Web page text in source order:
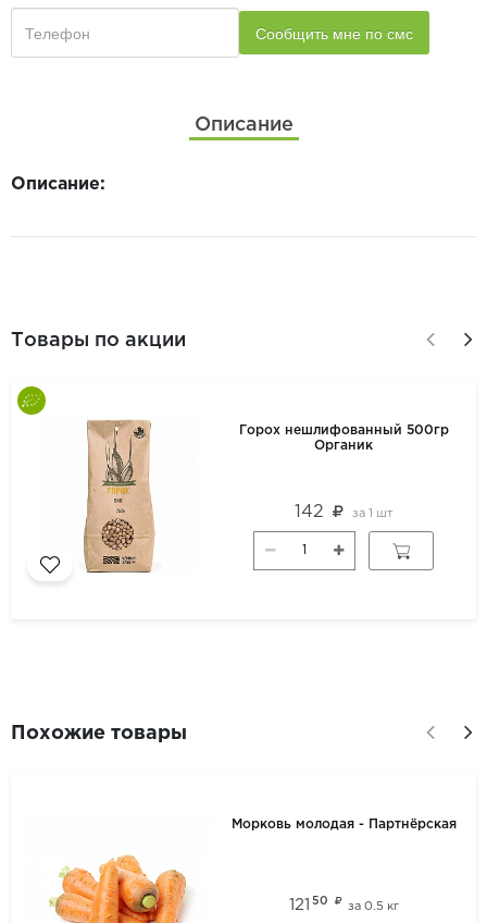
Описание
Описание:
Товары по акции
Горох нешлифованный 500гр
Органик
142 за 1 шт
Похожие товары
Морковь молодая - Партнёрская
121 50 за 0.5 кг